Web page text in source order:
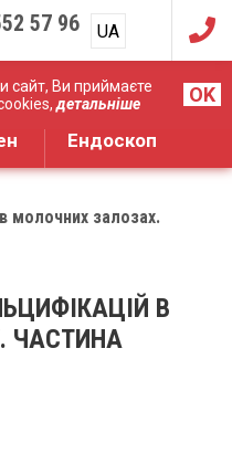
сайт, Ви приймаєте
детальніше OK
57 96 UA
RU
обладнання
Ендоскоп
молочних залозах.
В
ЧАСТИНА